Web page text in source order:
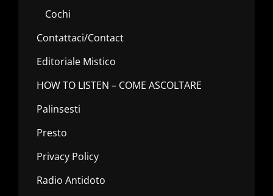
Cochi
Contattaci/Contact
Editoriale Mistico
HOW TO LISTEN – COME ASCOLTARE
Palinsesti
Presto
Privacy Policy
Radio Antidoto